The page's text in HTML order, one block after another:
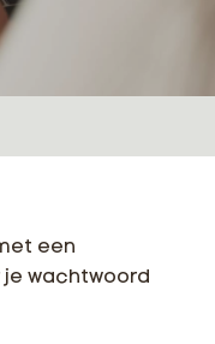
een
je wachtwoord